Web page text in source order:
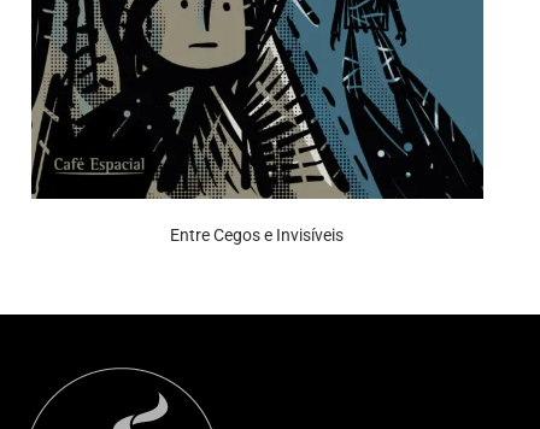
Entre Cegos e Invisíveis